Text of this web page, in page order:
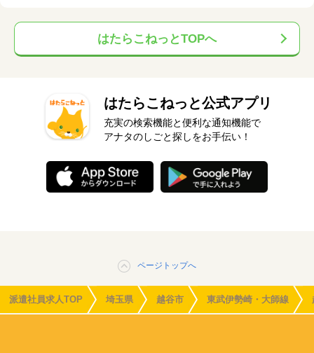
はたらこねっとTOPへ
はたらこねっと公式アプリ
充実の検索機能と便利な通知機能で
アナタのしごと探しをお手伝い！
ページトップへ
派遣社員求人TOP 埼玉県 越谷市 東武伊勢崎・大師線